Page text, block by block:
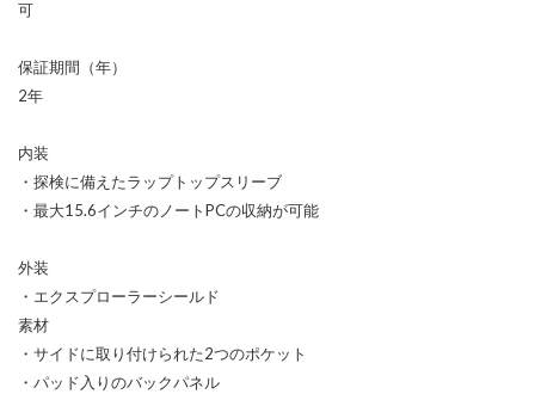
可
保証期間（年）
2年
内装
・探検に備えたラップトップスリーブ
・最大15.6インチのノートPCの収納が可能
外装
・エクスプローラーシールド
素材
・サイドに取り付けられた2つのポケット
・パッド入りのバックパネル